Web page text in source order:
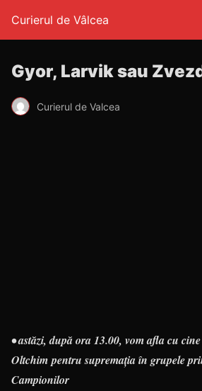
Curierul de Vâlcea
Gyor, Larvik sau
Curierul de Valcea
• astăzi, după ora 13.00, vom afla cu
Oltchimpentru supremaţia în grupele
Campionilor